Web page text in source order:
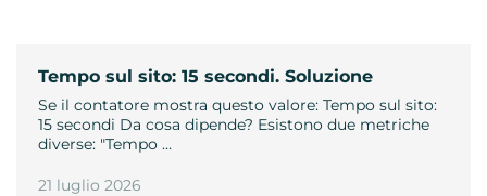
Tempo sul sito: 15 secondi. Soluzione
Se il contatore mostra questo valore: Tempo sul sito:
15 secondi Da cosa dipende? Esistono due metriche
diverse: "Tempo …
21 luglio 2026